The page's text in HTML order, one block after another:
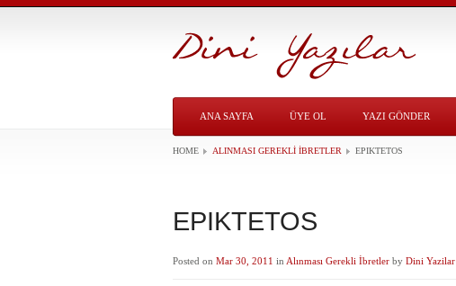
ANA SAYFA ÜYE OL YAZI GÖNDER
HOME ALINMASI GEREKLI İBRETLER EPIKTETOS
EPIKTETOS
Posted on Mar 30, 2011 in Alınması Gerekli İbretler by Dini Yazilar